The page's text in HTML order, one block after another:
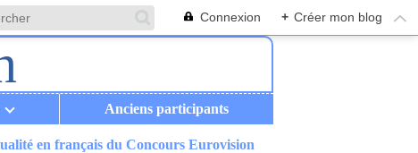
Connexion + Créer mon blog
Anciens participants
en français du Concours Eurovision